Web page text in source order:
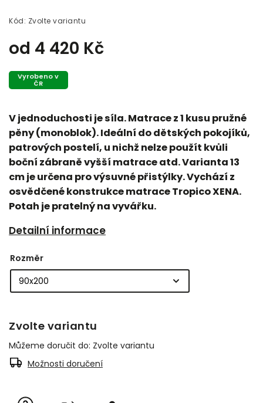
Kód: Zvolte variantu
od 4 420 Kč
Vyrobeno v
ČR
V jednoduchosti je síla. Matrace z 1 kusu pružné
pěny (monoblok). Ideální do dětských pokojíků,
patrových postelí, u nichž nelze použít kvůli
boční zábraně vyšší matrace atd. Varianta 13
cm je určena pro výsuvné přistýlky. Vychází z
osvědčené konstrukce matrace Tropico XENA.
Potah je pratelný na vyvářku.
Detailní informace
Rozměr
Zvolte variantu
Můžeme doručit do: Zvolte variantu
Možnosti doručení